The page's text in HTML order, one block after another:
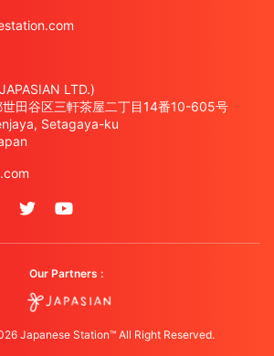
LTD.)
田谷区三軒茶屋二丁目14番10-605号
Setagaya-ku
Our Partners :
Japanese Station™ All Right Reserved.